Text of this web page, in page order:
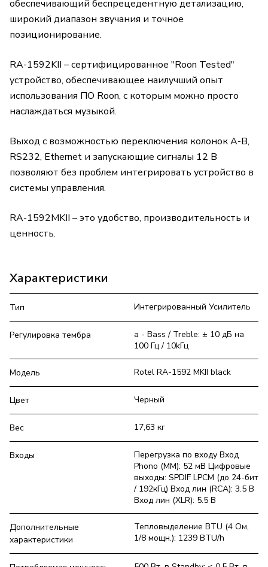
обеспечивающий беспрецедентную детализацию,
широкий диапазон звучания и точное
позиционирование.
RA-1592KII – сертифицированное "Roon Tested"
устройство, обеспечивающее наилучший опыт
использования ПО Roon, с которым можно просто
наслаждаться музыкой.
Выход с возможностью переключения колонок А-В,
RS232, Ethernet и запускающие сигналы 12 В
позволяют без проблем интегрировать устройство в
системы управления.
RA-1592MKII – это удобство, производительность и
ценность.
Характеристики
Тип Интегрированный Усилитель
Регулировка тембра
а - Bass / Treble: ± 10 дБ на
100 Гц / 10kГц
Модель Rotel RA-1592 MKII black
Цвет Черный
Вес 17,63 кг
Входы
Перегрузка по входу Вход
Phono (MM): 52 мВ Цифровые
выходы: SPDIF LPCM (до 24-бит
/ 192кГц) Вход лин (RCA): 3.5 В
Вход лин (XLR): 5.5 В
Дополнительные
характеристики
Тепловыделение BTU (4 Ом,
1/8 мощн.): 1239 BTU/h